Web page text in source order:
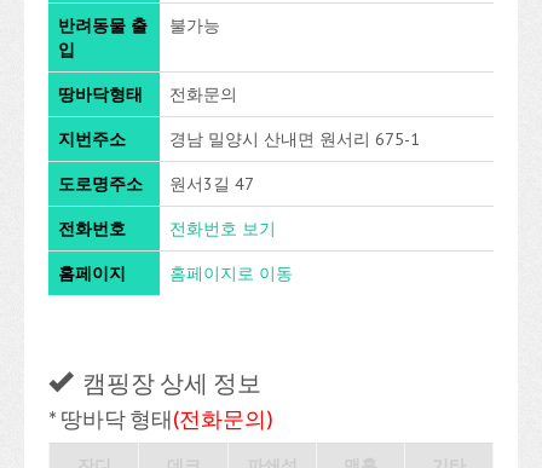
반려동물 출
입
불가능
땅바닥형태 전화문의
지번주소 경남 밀양시 산내면 원서리 675-1
도로명주소 원서3길 47
전화번호 전화번호 보기
홈페이지 홈페이지로 이동
캠핑장 상세 정보
* 땅바닥 형태(전화문의)